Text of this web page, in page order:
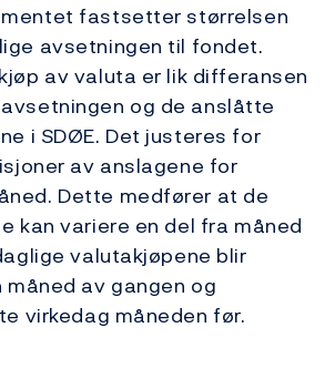
fastsetter størrelsen
avsetningen til fondet.
av valuta er lik differansen
og de anslåtte
i SDØE. Det justeres for
av anslagene for
Dette medfører at de
kan variere en del fra måned
valutakjøpene blir
av gangen og
virkedag måneden før.